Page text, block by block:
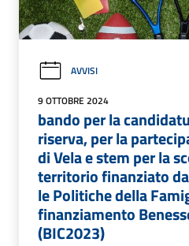
AVVISI
9 OTTOBRE 2024
bando per la
riserva, per la
di Vela e stem per la
territorio finanziato
le Politiche della
finanziamento
(BIC2023)